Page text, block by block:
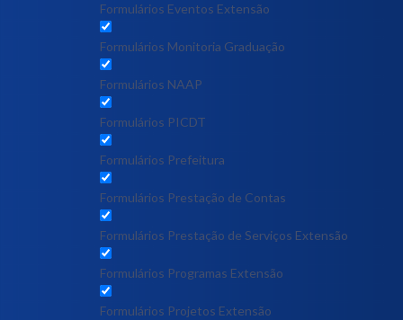
Formulários Eventos Extensão
Formulários Monitoria Graduação
Formulários NAAP
Formulários PICDT
Formulários Prefeitura
Formulários Prestação de Contas
Formulários Prestação de Serviços Extensão
Formulários Programas Extensão
Formulários Projetos Extensão